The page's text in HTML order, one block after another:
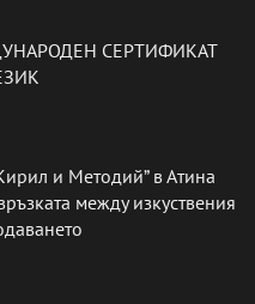
СЕРТИФИКАТ
и Методий” в Атина
между изкуствения